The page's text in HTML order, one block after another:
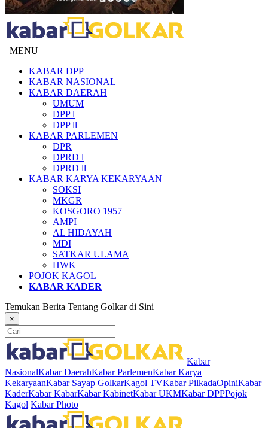
MENU
KABAR DPP
KABAR NASIONAL
KABAR DAERAH
UMUM
DPP l
DPP ll
KABAR PARLEMEN
DPR
DPRD l
DPRD ll
KABAR KARYA KEKARYAAN
SOKSI
MKGR
KOSGORO 1957
AMPI
AL HIDAYAH
MDI
SATKAR ULAMA
HWK
POJOK KAGOL
KABAR KADER
Temukan Berita Tentang Golkar di Sini
×
Kabar
NasionalKabar DaerahKabar ParlemenKabar Karya
KekaryaanKabar Sayap GolkarKagol TVKabar PilkadaOpiniKabar
KaderKabar KabarKabar KabinetKabar UKMKabar DPPPojok
Kagol Kabar Photo